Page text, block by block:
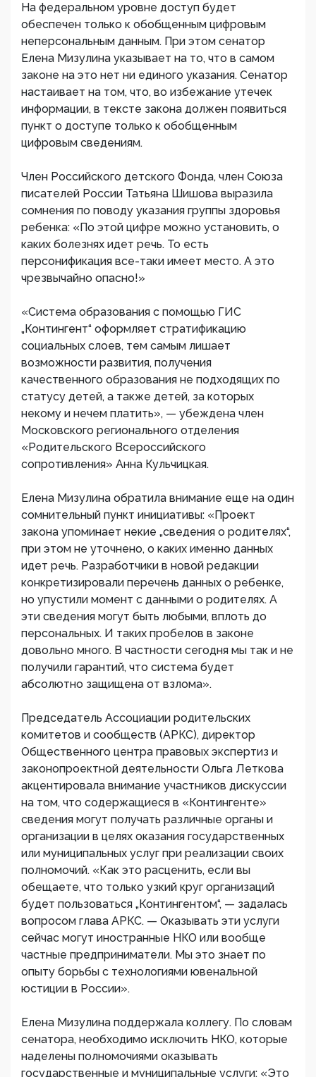
На федеральном уровне доступ будет
обеспечен только к обобщенным цифровым
неперсональным данным. При этом сенатор
Елена Мизулина указывает на то, что в самом
законе на это нет ни единого указания. Сенатор
настаивает на том, что, во избежание утечек
информации, в тексте закона должен появиться
пункт о доступе только к обобщенным
цифровым сведениям.
Член Российского детского Фонда, член Союза
писателей России Татьяна Шишова выразила
сомнения по поводу указания группы здоровья
ребенка: «По этой цифре можно установить, о
каких болезнях идет речь. То есть
персонификация все-таки имеет место. А это
чрезвычайно опасно!»
«Система образования с помощью ГИС
„Контингент“ оформляет стратификацию
социальных слоев, тем самым лишает
возможности развития, получения
качественного образования не подходящих по
статусу детей, а также детей, за которых
некому и нечем платить», — убеждена член
Московского регионального отделения
«Родительского Всероссийского
сопротивления» Анна Кульчицкая.
Елена Мизулина обратила внимание еще на один
сомнительный пункт инициативы: «Проект
закона упоминает некие „сведения о родителях“,
при этом не уточнено, о каких именно данных
идет речь. Разработчики в новой редакции
конкретизировали перечень данных о ребенке,
но упустили момент с данными о родителях. А
эти сведения могут быть любыми, вплоть до
персональных. И таких пробелов в законе
довольно много. В частности сегодня мы так и не
получили гарантий, что система будет
абсолютно защищена от взлома».
Председатель Ассоциации родительских
комитетов и сообществ (АРКС), директор
Общественного центра правовых экспертиз и
законопроектной деятельности Ольга Леткова
акцентировала внимание участников дискуссии
на том, что содержащиеся в «Контингенте»
сведения могут получать различные органы и
организации в целях оказания государственных
или муниципальных услуг при реализации своих
полномочий. «Как это расценить, если вы
обещаете, что только узкий круг организаций
будет пользоваться „Контингентом“, — задалась
вопросом глава АРКС. — Оказывать эти услуги
сейчас могут иностранные НКО или вообще
частные предприниматели. Мы это знает по
опыту борьбы с технологиями ювенальной
юстиции в России».
Елена Мизулина поддержала коллегу. По словам
сенатора, необходимо исключить НКО, которые
наделены полномочиями оказывать
государственные и муниципальные услуги: «Это